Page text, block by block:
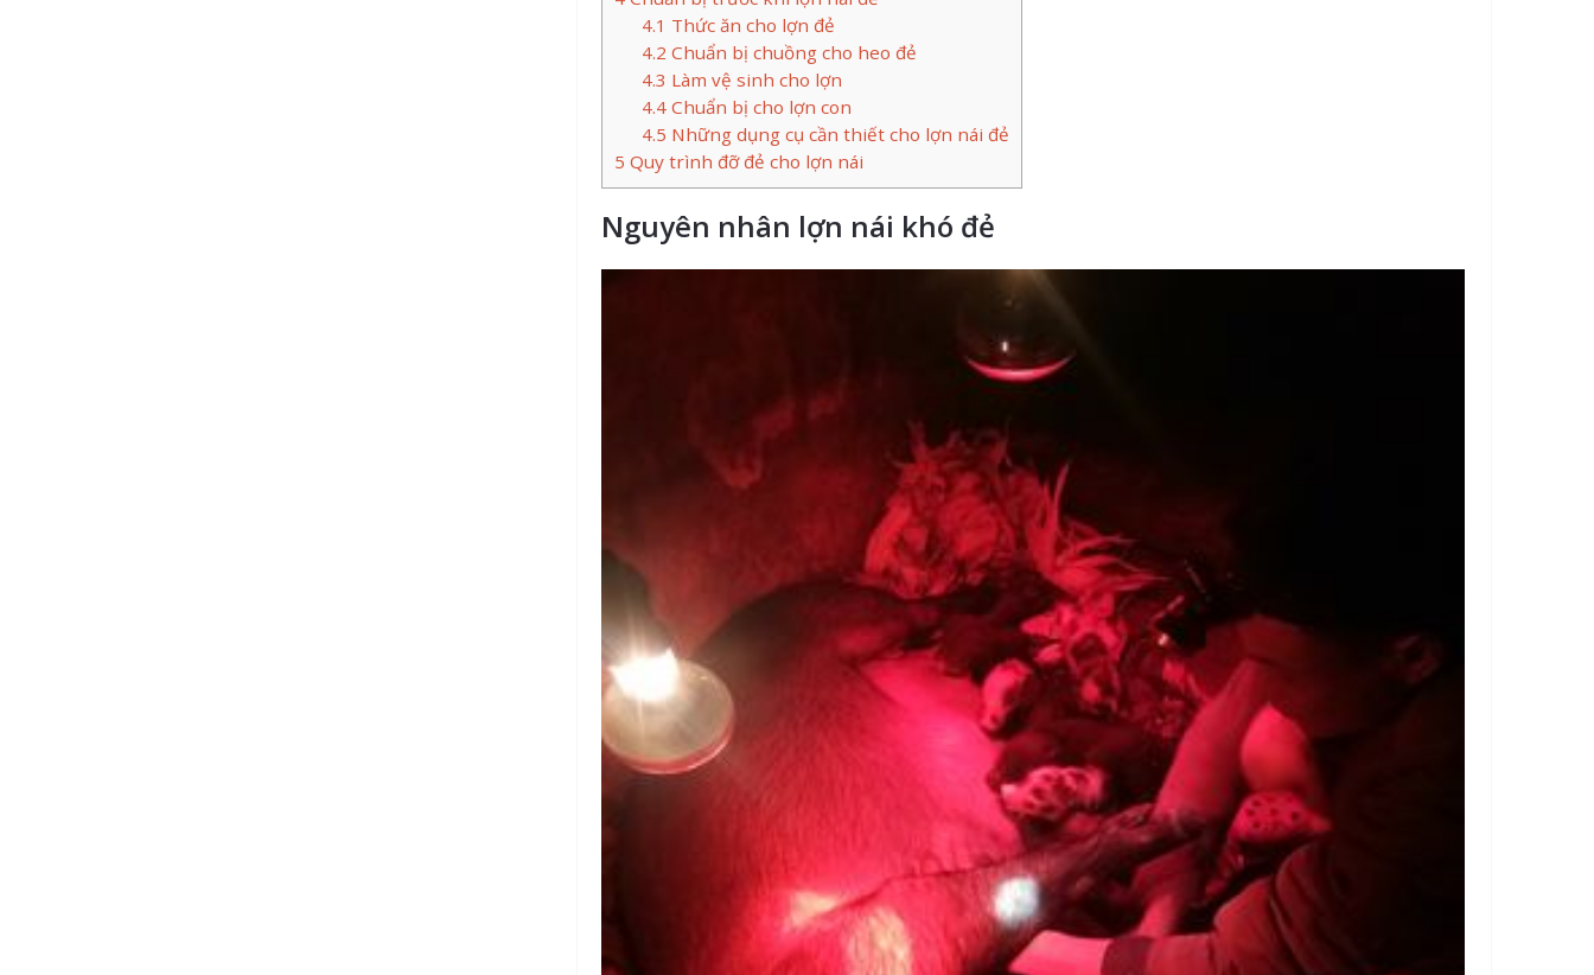
4.1 Thức ăn cho lợn đẻ
4.2 Chuẩn bị chuồng cho heo đẻ
4.3 Làm vệ sinh cho lợn
4.4Chuẩn bị cho lợn con
4.5 Những dụng cụ cần thiết cho lợn nái đẻ
5 Quy trình đỡ đẻ cho lợn nái
Nguyên nhân lợn nái khó đẻ